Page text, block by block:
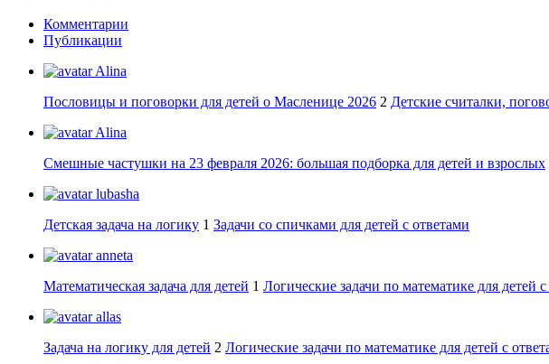
Комментарии
Публикации
Alina
Пословицы и поговорки для детей о Масленице 2026 2 Детские считалки,
Alina
Смешные частушки на 23 февраля 2026: большая подборка для детей и взрослых
lubasha
Детская задача на логику 1 Задачи со спичками для детей с ответами
anneta
Математическая задача для детей 1 Логические задачи по математике для детей
allas
Задача на логику для детей 2 Логические задачи по математике для детей с